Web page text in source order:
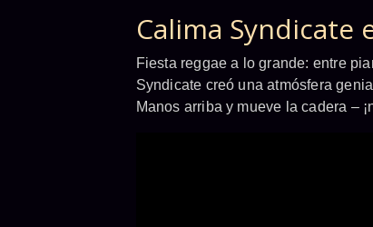
Calima Syndicate
Fiesta reggae a lo grande: entre
Syndicate creó una atmósfera
Manos arriba y mueve la cadera –